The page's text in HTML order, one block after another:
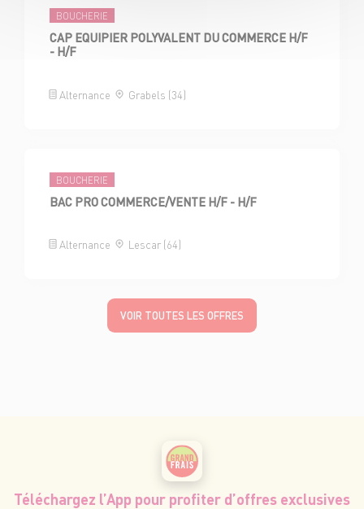
BOUCHERIE
CAP EQUIPIER POLYVALENT DU COMMERCE H/F
- H/F
Alternance Grabels (34)
BOUCHERIE
BAC PRO COMMERCE/VENTE H/F - H/F
Alternance Lescar (64)
VOIR TOUTES LES OFFRES
Téléchargez l’App pour profiter d’offres exclusives